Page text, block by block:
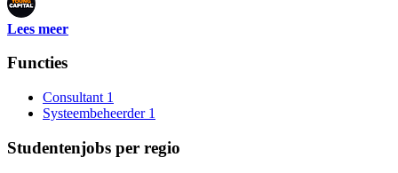
Lees meer
Functies
Consultant 1
Systeembeheerder 1
Studentenjobs per regio